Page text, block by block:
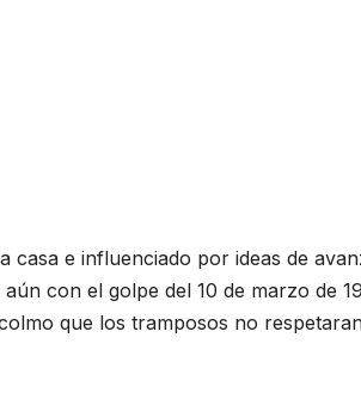
casa e influenciado por ideas de
con el golpe del 10 de marzo de
que los tramposos no